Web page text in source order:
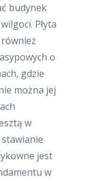
budynek
Płyta
o
gdzie
można jej
w
jest
w